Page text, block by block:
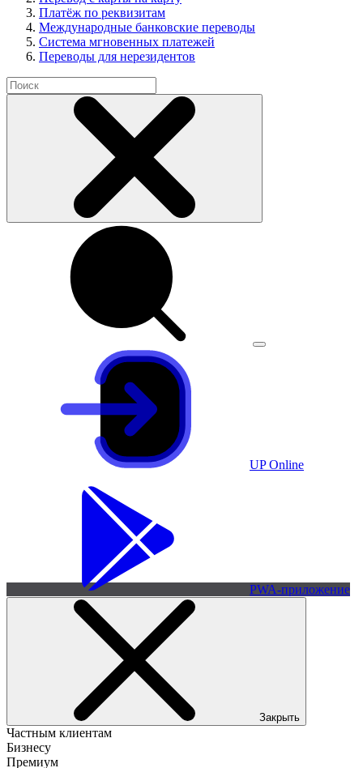
Платёж по реквизитам
Международные банковские переводы
Система мгновенных платежей
Переводы для нерезидентов
UP Online
PWA-приложение
Закрыть
Частным клиентам
Бизнесу
Премиум